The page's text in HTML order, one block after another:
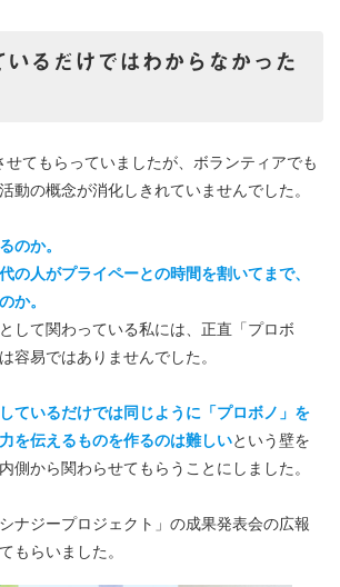
いるだけではわからなかった
せてもらっていましたが、ボランティアでも
動の概念が消化しきれていませんでした。
のか。
の人がプライペーとの時間を割いてまで、
か。
して関わっている私には、正直「プロボ
容易ではありませんでした。
ているだけでは同じように「プロボノ」を
を伝えるものを作るのは難しいという壁を
側から関わらせてもらうことにしました。
ナジープロジェクト」の成果発表会の広報
もらいました。